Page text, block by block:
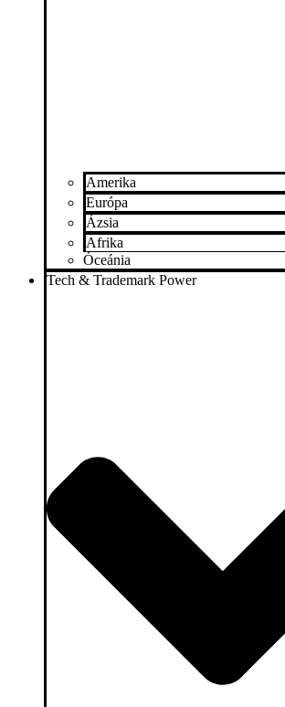
Amerika
Európa
Ázsia
Afrika
Óceánia
Tech & Trademark Power